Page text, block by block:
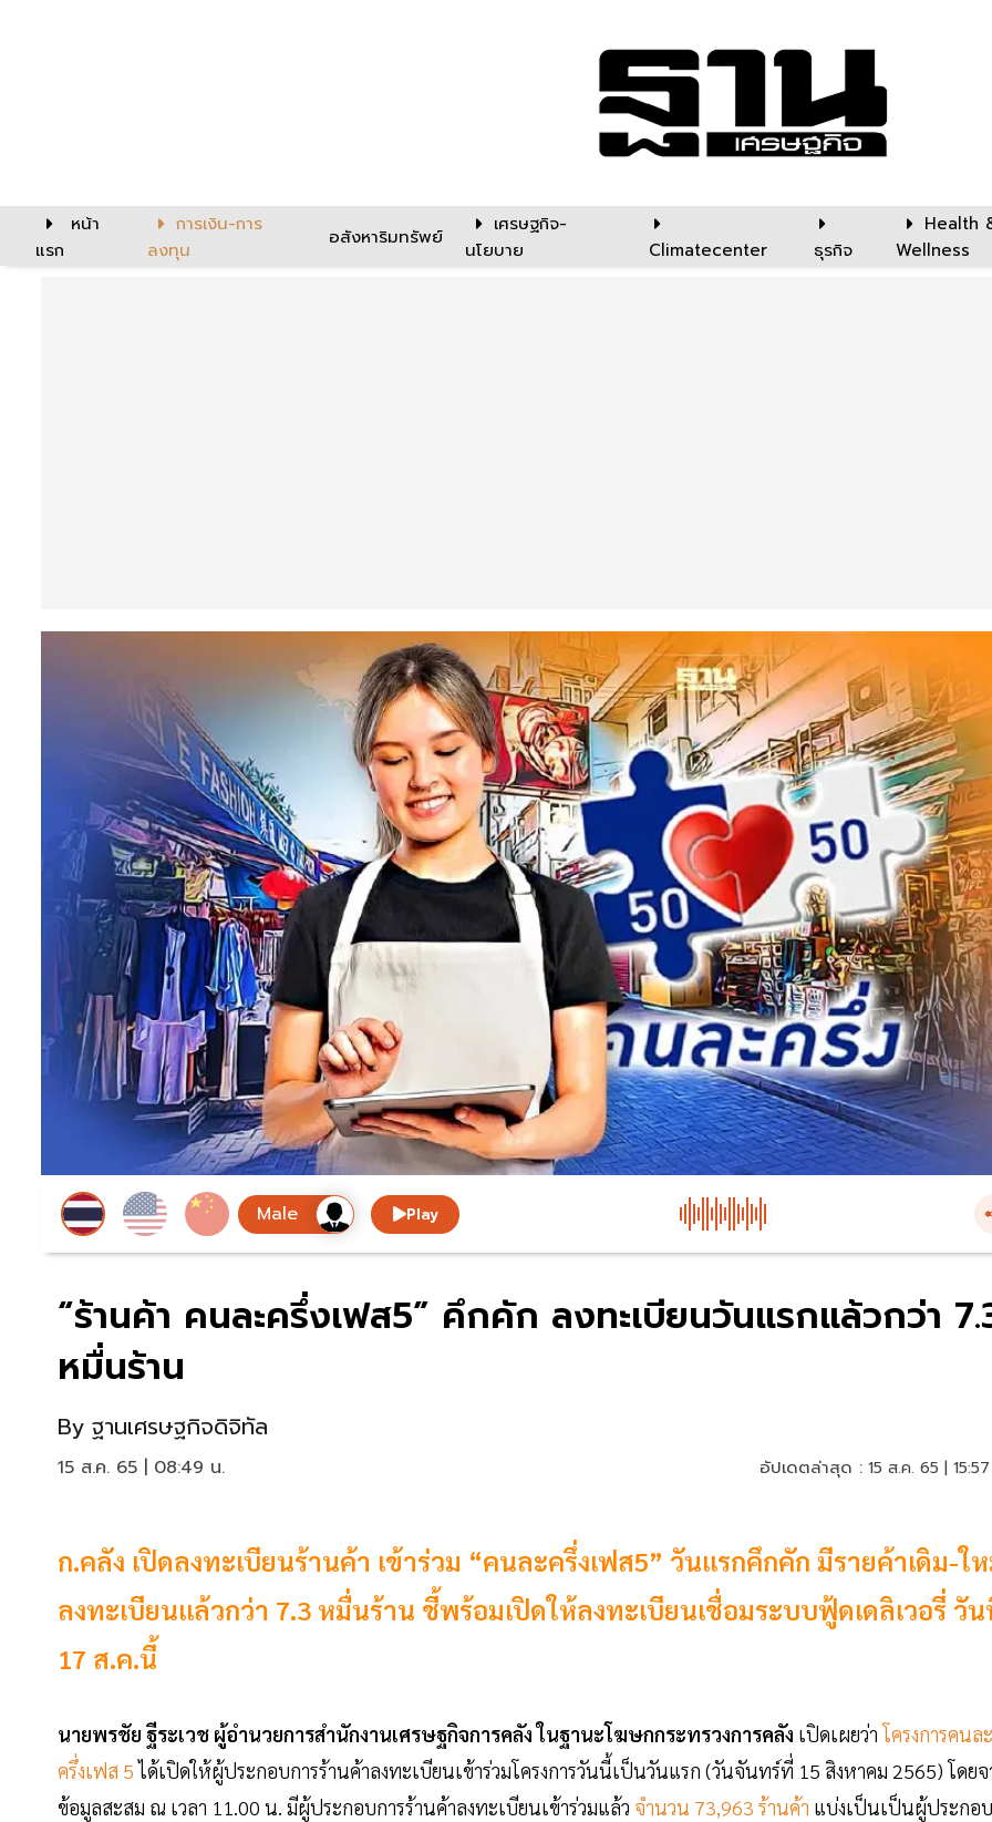
หน้า
แรก
การเงิน-การ
ลงทุน
อสังหาริมทรัพย์
เศรษฐกิจ-
นโยบาย
Climatecenter ธุรกิจ
Health
Wellness
Play
“ร้านค้า คนละครึ่งเฟส5” คึกคัก ลงทะเบียนวันแรกแล้วกว่า
หมื่นร้าน
By ฐานเศรษฐกิจดิจิทัล
15 ส.ค. 65 | 08:49 น. อัปเดตล่าสุด : 15 ส.ค. 65 |
ก.คลัง เปิดลงทะเบียนร้านค้า เข้าร่วม “คนละครึ่งเฟส5” วันแรกคึกคัก มีรายค้าเดิม-ใ
ลงทะเบียนแล้วกว่า 7.3 หมื่นร้าน ชี้พร้อมเปิดให้ลงทะเบียนเชื่อมระบบฟู้ดเดลิเวอรี่ วั
17 ส.ค.นี้
นายพรชัย ฐีระเวช ผู้อำนวยการสำนักงานเศรษฐกิจการคลัง ในฐานะโฆษกกระทรวงการคลัง เปิดเผยว่าโครงการคนละ
ครึ่งเฟส 5ได้เปิดให้ผู้ประกอบการร้านค้าลงทะเบียนเข้าร่วมโครงการวันนี้เป็นวันแรก (วันจันทร์ที่ 15 สิงหาคม 2565) โดยจ
ข้อมูลสะสม ณ เวลา 11.00 น. มีผู้ประกอบการร้านค้าลงทะเบียนเข้าร่วมแล้ว จำนวน 73,963 ร้านค้า แบ่งเป็นเป็นผู้ประกอบ